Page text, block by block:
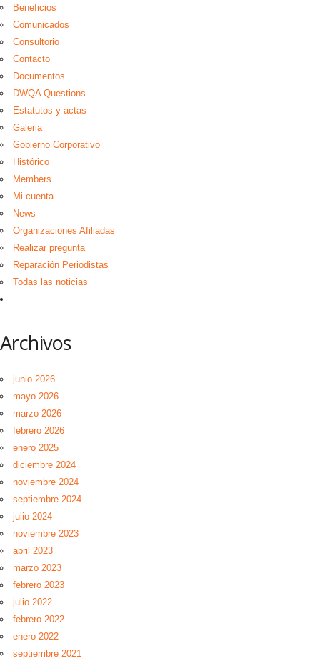
Beneficios
Comunicados
Consultorio
Contacto
Documentos
DWQA Questions
Estatutos y actas
Galeria
Gobierno Corporativo
Histórico
Members
Mi cuenta
News
Organizaciones Afiliadas
Realizar pregunta
Reparación Periodistas
Todas las noticias
Archivos
junio 2026
mayo 2026
marzo 2026
febrero 2026
enero 2025
diciembre 2024
noviembre 2024
septiembre 2024
julio 2024
noviembre 2023
abril 2023
marzo 2023
febrero 2023
julio 2022
febrero 2022
enero 2022
septiembre 2021